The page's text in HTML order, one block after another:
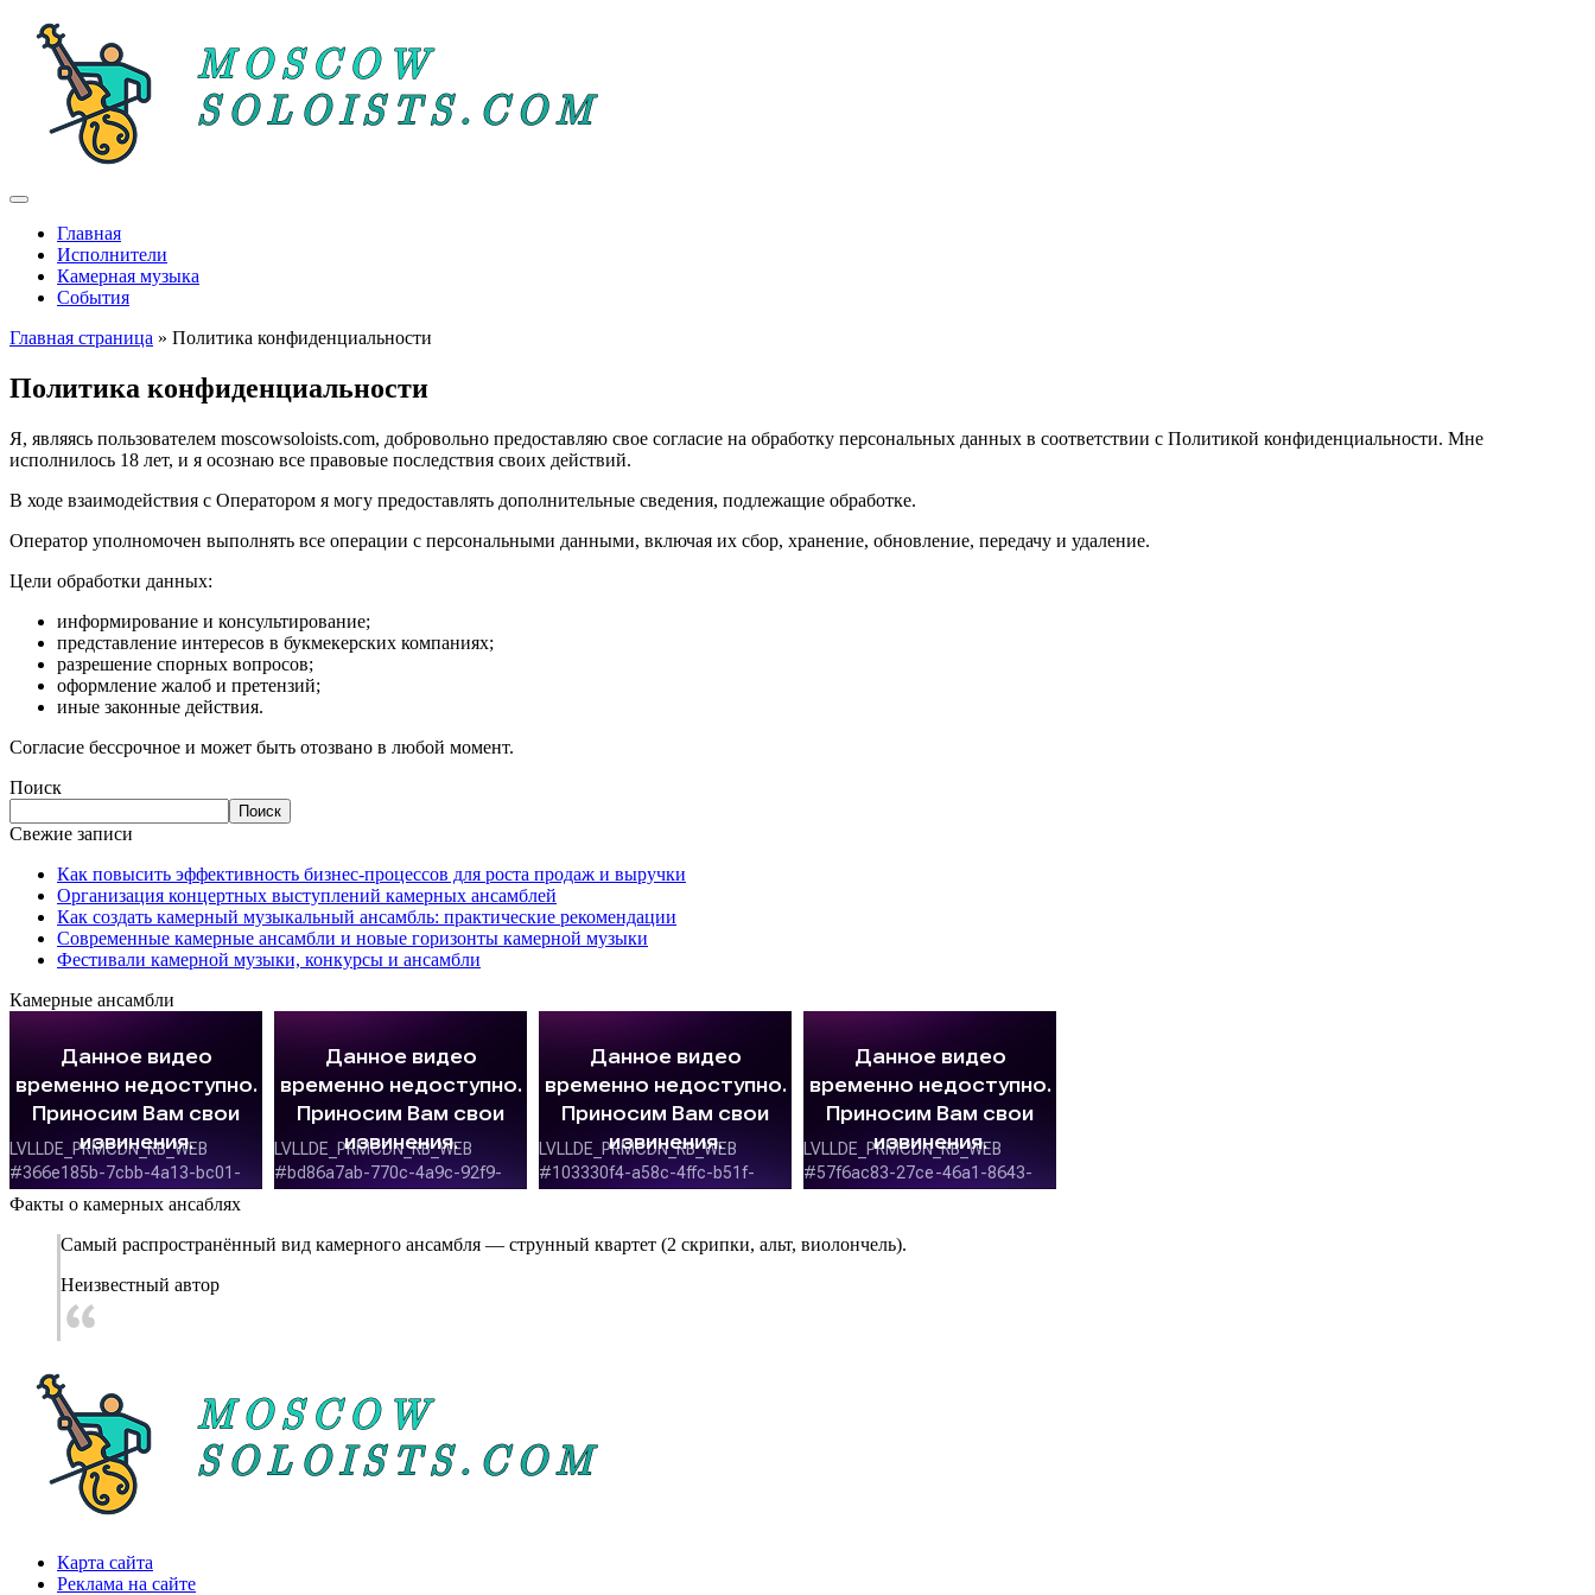
Главная
Исполнители
Камерная музыка
События
Главная страница » Политика конфиденциальности
Политика конфиденциальности
Я, являясь пользователем moscowsoloists.com, добровольно предоставляю свое согласие на обработку персональных данных в соответствии с Политикой конфиденциальности. Мне
исполнилось 18 лет, и я осознаю все правовые последствия своих действий.
В ходе взаимодействия с Оператором я могу предоставлять дополнительные сведения, подлежащие обработке.
Оператор уполномочен выполнять все операции с персональными данными, включая их сбор, хранение, обновление, передачу и удаление.
Цели обработки данных:
информирование и консультирование;
представление интересов в букмекерских компаниях;
разрешение спорных вопросов;
оформление жалоб и претензий;
иные законные действия.
Согласие бессрочное и может быть отозвано в любой момент.
Поиск
Поиск
Свежие записи
Как повысить эффективность бизнес-процессов для роста продаж и выручки
Организация концертных выступлений камерных ансамблей
Как создать камерный музыкальный ансамбль: практические рекомендации
Современные камерные ансамбли и новые горизонты камерной музыки
Фестивали камерной музыки, конкурсы и ансамбли
Камерные ансамбли
Факты о камерных ансаблях
Самый распространённый вид камерного ансамбля — струнный квартет (2 скрипки, альт, виолончель).
Неизвестный автор
Карта сайта
Реклама на сайте